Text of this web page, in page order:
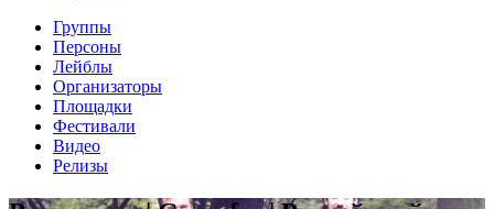
Группы
Персоны
Лейблы
Организаторы
Площадки
Фестивали
Видео
Релизы